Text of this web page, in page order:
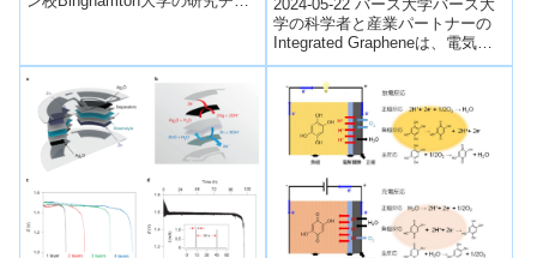
probiotics)
battery-free lactic acid
sensor)
2024-05-22 バース大学バース大
学の科学者と産業パートナーの
Integrated Grapheneは、電気を
使いながらも参照電極やバッテ
リーを必要としな...